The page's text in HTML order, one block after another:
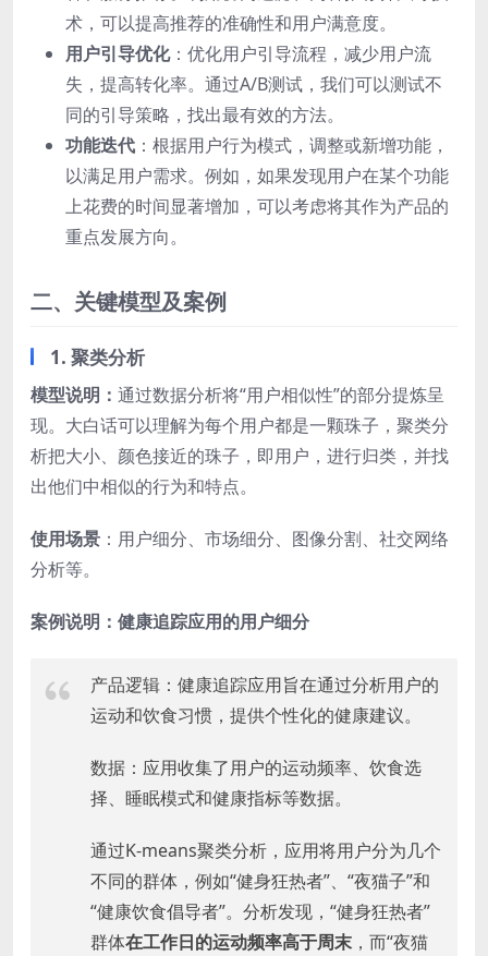
术，可以提高推荐的准确性和用户满意度。
用户引导优化：优化用户引导流程，减少用户流
失，提高转化率。通过A/B测试，我们可以测试不
同的引导策略，找出最有效的方法。
功能迭代 ：根据用户行为模式，调整或新增功能，
以满足用户需求。例如，如果发现用户在某个功能
上花费的时间显著增加，可以考虑将其作为产品的
重点发展方向。
二、关键模型及案例
1. 聚类分析
模型说明： 通过数据分析将“用户相似性”的部分提炼呈
现。大白话可以理解为每个用户都是一颗珠子，聚类分
析把大小、颜色接近的珠子，即用户，进行归类，并找
出他们中相似的行为和特点。
使用场景 ：用户细分、市场细分、图像分割、社交网络
分析等。
案例说明：健康追踪应用的用户细分
产品逻辑：健康追踪应用旨在通过分析用户的
运动和饮食习惯，提供个性化的健康建议。
数据：应用收集了用户的运动频率、饮食选
择、睡眠模式和健康指标等数据。
通过K-means聚类分析，应用将用户分为几个
不同的群体，例如“健身狂热者”、“夜猫子”和
“健康饮食倡导者”。分析发现，“健身狂热者”
群体在工作日的运动频率高于周末 ，而“夜猫